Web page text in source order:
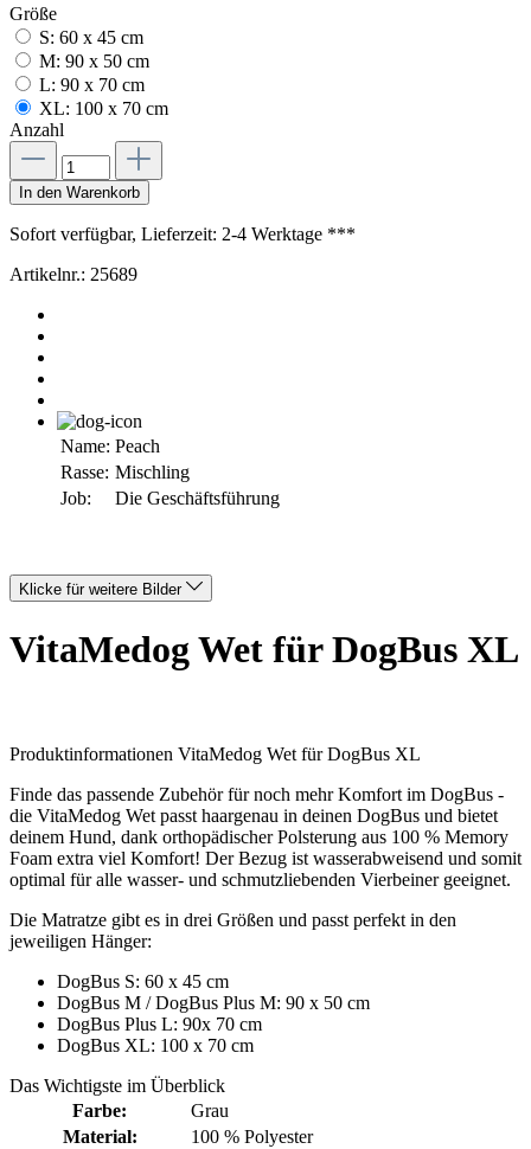
Größe
S: 60 x 45 cm
M: 90 x 50 cm
L: 90 x 70 cm
XL: 100 x 70 cm
Anzahl
In den Warenkorb
Sofort verfügbar, Lieferzeit: 2-4 Werktage ***
Artikelnr.: 25689
Name: Peach
Rasse: Mischling
Job:
Die Geschäftsführung
Klicke für weitere Bilder
VitaMedog Wet für DogBus XL
Produktinformationen VitaMedog Wet für DogBus XL
Finde das passende Zubehör für noch mehr Komfort im DogBus -
die VitaMedog Wet passt haargenau in deinen DogBus und bietet
deinem Hund, dank orthopädischer Polsterung aus 100 % Memory
Foam extra viel Komfort! Der Bezug ist wasserabweisend und somit
optimal für alle wasser- und schmutzliebenden Vierbeiner geeignet.
Die Matratze gibt es in drei Größen und passt perfekt in den
jeweiligen Hänger:
DogBus S: 60 x 45 cm
DogBus M / DogBus Plus M: 90 x 50 cm
DogBus Plus L: 90x 70 cm
DogBus XL: 100 x 70 cm
Das Wichtigste im Überblick
Farbe:
Grau
Material:
100 % Polyester